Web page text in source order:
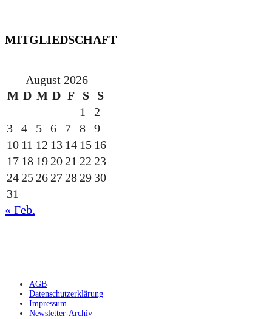
MITGLIEDSCHAFT
August 2026
M D M D F S
S
1
2
3
4 5 6 7 8
9
10 11 12 13 14 15 16
17 18 192021 22 23
242526272829 30
31
« Feb.
AGB
Datenschutzerklärung
Impressum
Newsletter-Archiv